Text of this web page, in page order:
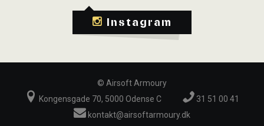
Instagram
© Airsoft Armoury
Kongensgade 70, 5000 Odense C
31 51 00 41
kontakt@airsoftarmoury.dk